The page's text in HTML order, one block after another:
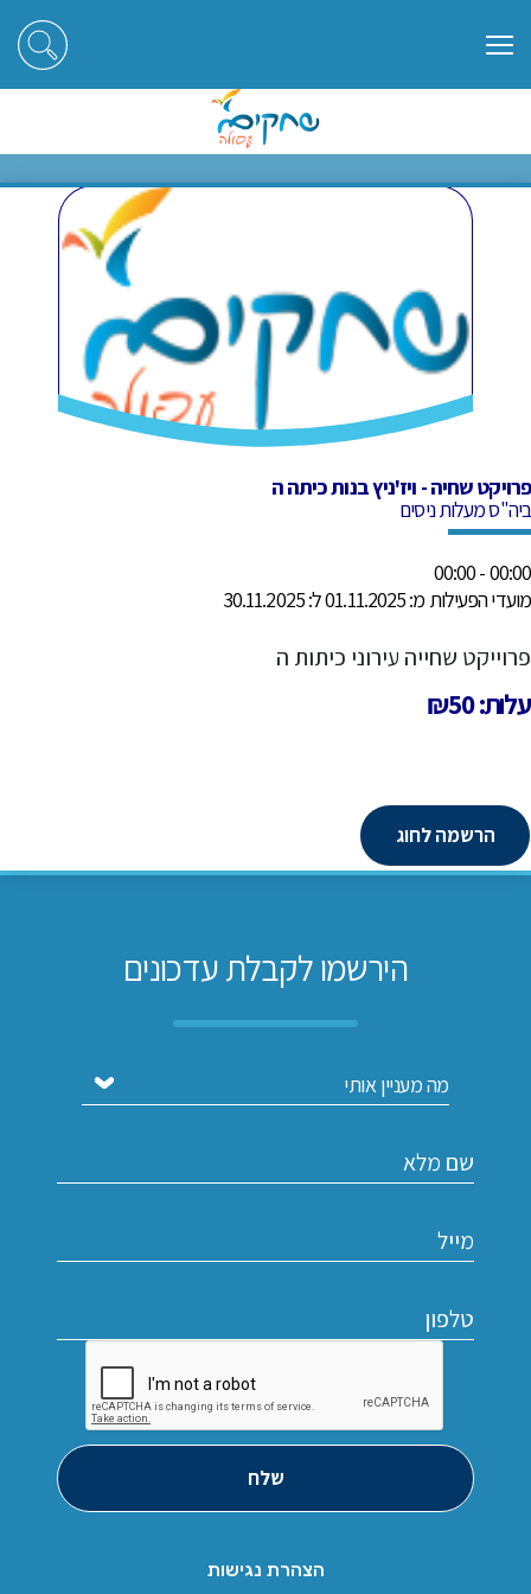
פרויקט שחיה - ויז'ניץ בנות כיתה ה
פרויקט שחיה - ויז'ניץ בנות כיתה ה
ביה"ס מעלות ניסים
00:00 - 00:00
מועדי הפעילות מ: 01.11.2025 ל: 30.11.2025
פרוייקט שחייה עירוני כיתות ה
עלות: ₪50
הרשמה לחוג
הירשמו לקבלת עדכונים
שלח
הצהרת נגישות